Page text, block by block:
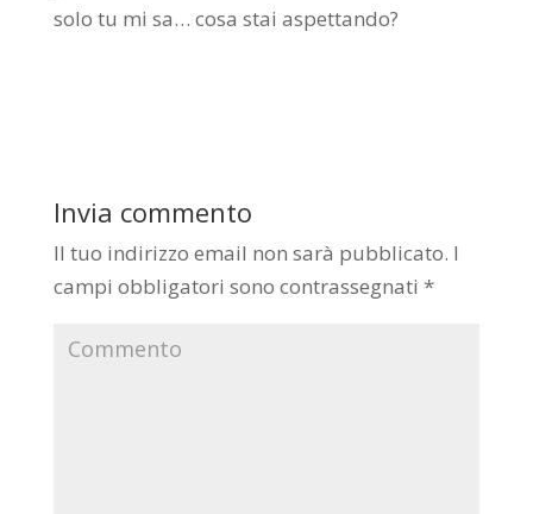
solo tu mi sa… cosa stai aspettando?
Invia commento
Il tuo indirizzo email non sarà pubblicato. I
campi obbligatori sono contrassegnati *